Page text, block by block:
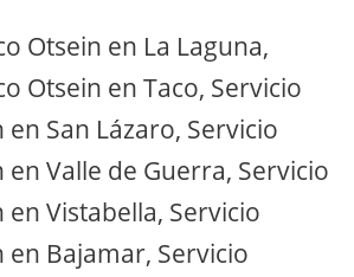
Otsein en La Laguna,
Otsein en Taco, Servicio
San Lázaro, Servicio
en Valle de Guerra, Servicio
Vistabella, Servicio
en Bajamar, Servicio